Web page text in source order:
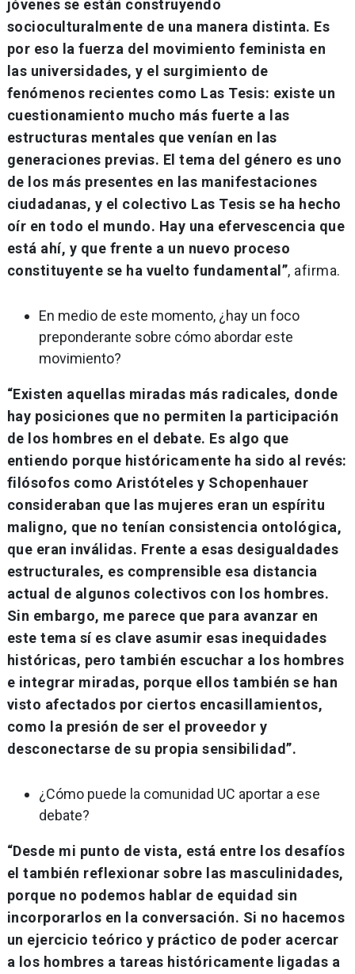
jóvenes se están construyendo
socioculturalmente de una manera distinta. Es
por eso la fuerza del movimiento feminista en
las universidades, y el surgimiento de
fenómenos recientes como Las Tesis: existe un
cuestionamiento mucho más fuerte a las
estructuras mentales que venían en las
generaciones previas. El tema del género es uno
de los más presentes en las manifestaciones
ciudadanas, y el colectivo Las Tesis se ha hecho
oír en todo el mundo. Hay una efervescencia que
está ahí, y que frente a un nuevo proceso
constituyente se ha vuelto fundamental”, afirma.
En medio de este momento, ¿hay un foco
preponderante sobre cómo abordar este
movimiento?
“Existen aquellas miradas más radicales, donde
hay posiciones que no permiten la participación
de los hombres en el debate. Es algo que
entiendo porque históricamente ha sido al revés:
filósofos como Aristóteles y Schopenhauer
consideraban que las mujeres eran un espíritu
maligno, que no tenían consistencia ontológica,
que eran inválidas. Frente a esas desigualdades
estructurales, es comprensible esa distancia
actual de algunos colectivos con los hombres.
Sin embargo, me parece que para avanzar en
este tema sí es clave asumir esas inequidades
históricas, pero también escuchar a los hombres
e integrar miradas, porque ellos también se han
visto afectados por ciertos encasillamientos,
como la presión de ser el proveedor y
desconectarse de su propia sensibilidad”.
¿Cómo puede la comunidad UC aportar a ese
debate?
“Desde mi punto de vista, está entre los desafíos
el también reflexionar sobre las masculinidades,
porque no podemos hablar de equidad sin
incorporarlos en la conversación. Si no hacemos
un ejercicio teórico y práctico de poder acercar
a los hombres a tareas históricamente ligadas a